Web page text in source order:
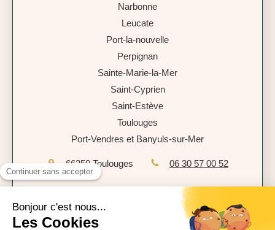
Narbonne
Leucate
Port-la-nouvelle
Perpignan
Sainte-Marie-la-Mer
Saint-Cyprien
Saint-Estève
Toulouges
Port-Vendres et Banyuls-sur-Mer
66350 Toulouges 06 30 57 00 52
Mentions légales
Politique de confidentialité